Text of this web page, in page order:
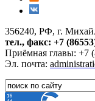
356240, РФ, г.
тел., факс: +7
Приёмная главы: +7
Эл. почта: